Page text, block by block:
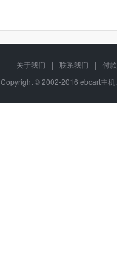
关于我们 | 联系我们 |
付
Copyright © 2002-2016 ebcart主